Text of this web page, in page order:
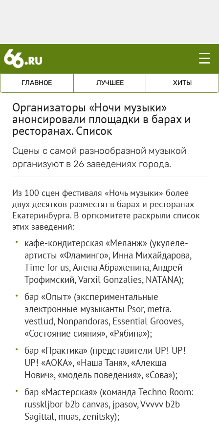
☰
ГЛАВНОЕ ЛУЧШЕЕ ХИТЫ
Организаторы «Ночи музыки»
анонсировали площадки в барах и
ресторанах. Список
Сцены с самой разнообразной музыкой
организуют в 26 заведениях города.
Из 100 сцен фестиваля «Ночь музыки» более
двух десятков разместят в барах и ресторанах
Екатеринбурга. В оргкомитете раскрыли список
этих заведений:
кафе-кондитерская «Меланж» (укулеле-
артисты «Фламинго», Инна Михайдарова,
Time for us, Алена Абраженина, Андрей
Трофимский, Varxil Gonzalies, NATANA);
бар «Опыт» (экспериментальные
электронные музыканты Psor, metra.
vestlud, Nonpandoras, Essential Grooves,
«Состояние сияния», «Рябина»);
бар «Практика» (представители UP! UP!
UP! «AOKA», «Наша Таня», «Алекша
Нович», «модель поведения», «Сова»);
бар «Мастерская» (команда Techno Room:
russkljbor b2b canvas, jpasov, Vvvvv b2b
Sagittal, muas, zenitsky);